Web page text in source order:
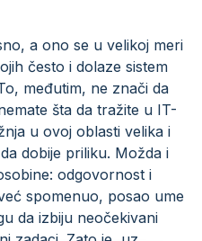
a ono se u velikoj meri
često i dolaze sistem
međutim, ne znači da
šta da tražite u IT-
u ovoj oblasti velika i
dobije priliku. Možda i
odgovornost i
spomenuo, posao ume
da izbiju neočekivani